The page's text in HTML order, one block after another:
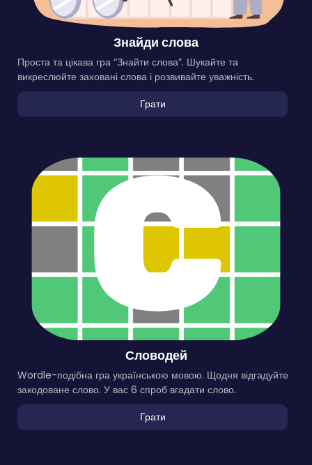
Знайди слова
Проста та цікава гра “Знайти слова”. Шукайте та
викреслюйте заховані слова і розвивайте уважність.
Грати
Словодей
Wordle-подібна гра українською мовою. Щодня відгадуйте
закодоване слово. У вас 6 спроб вгадати слово.
Грати